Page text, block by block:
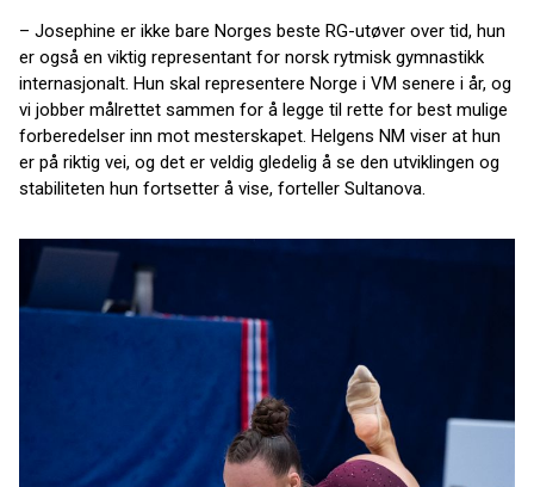
– Josephine er ikke bare Norges beste RG-utøver over tid, hun
er også en viktig representant for norsk rytmisk gymnastikk
internasjonalt. Hun skal representere Norge i VM senere i år, og
vi jobber målrettet sammen for å legge til rette for best mulige
forberedelser inn mot mesterskapet. Helgens NM viser at hun
er på riktig vei, og det er veldig gledelig å se den utviklingen og
stabiliteten hun fortsetter å vise, forteller Sultanova.